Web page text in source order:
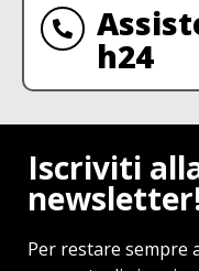
h24
Iscriviti
Per restare sempre